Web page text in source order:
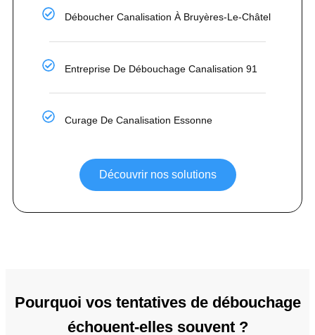
Déboucher Canalisation À Bruyères-Le-Châtel
Entreprise De Débouchage Canalisation 91
Curage De Canalisation Essonne
Découvrir nos solutions
Pourquoi vos tentatives de débouchage
échouent-elles souvent ?